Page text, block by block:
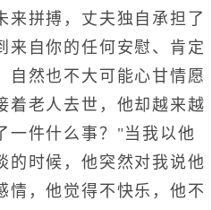
来拼搏，丈夫独自承担了
来自你的任何安慰、肯定
自然也不大可能心甘情愿
着老人去世，他却越来越
一件什么事？"当我以他
的时候，他突然对我说他
情，他觉得不快乐，他不